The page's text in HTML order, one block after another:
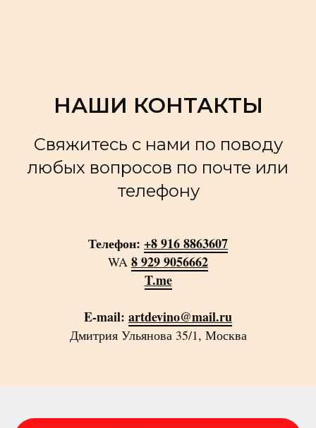
НАШИ КОНТАКТЫ
Свяжитесь с нами по поводу
любых вопросов по почте или
телефону
Телефон: +8 916 8863607
WA 8 929 9056662
T.me
E-mail: artdevino@mail.ru
Дмитрия Ульянова 35/1, Москва